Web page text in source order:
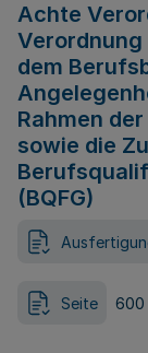
Achte
dem
Rahmen
sowie die
(BQFG)
Seite 600